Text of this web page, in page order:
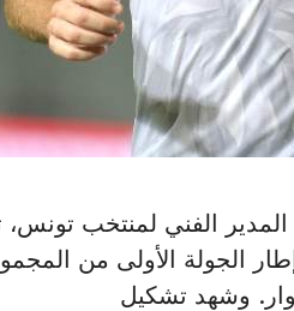
المدير الفني لمنتخب
الجولة الأولى من
وشهد تشكيل